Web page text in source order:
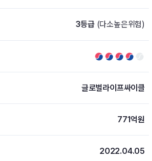
3등급 (다소높은위험)
글로벌라이프싸이클
771억원
2022.04.05